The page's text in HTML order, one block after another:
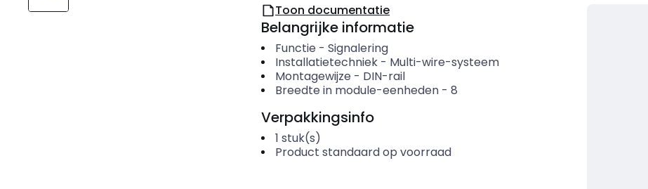
Toon documentatie
Belangrijke informatie
Functie - Signalering
Installatietechniek- Multi-wire-systeem
Montagewijze - DIN-rail
Breedte in module-eenheden- 8
Verpakkingsinfo
1 stuk(s)
Product standaard op voorraad